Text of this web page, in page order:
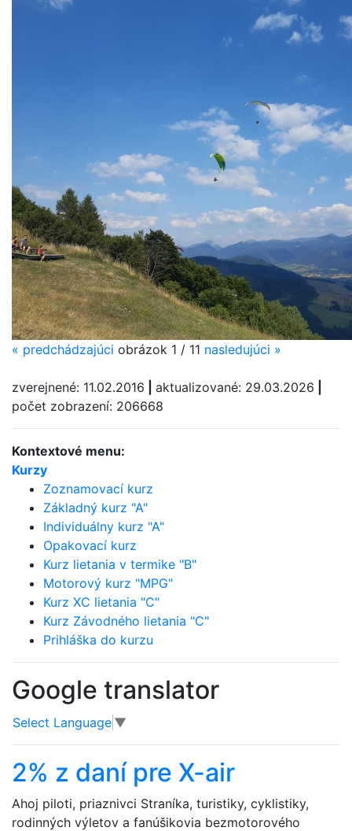
« predchádzajúci obrázok 1 / 11 nasledujúci »
zverejnené: 11.02.2016 aktualizované: 29.03.2026
počet zobrazení: 206668
Kontextové menu:
Kurzy
Zoznamovací kurz
Základný kurz "A"
Individuálny kurz "A"
Opakovací kurz
Kurz lietania v termike "B"
Motorový kurz "MPG"
Kurz XC lietania "C"
Kurz Závodného lietania "C"
Prihláška do kurzu
Google translator
Select Language ▼
2% z daní pre X-air
Ahoj piloti, priaznivci Straníka, turistiky, cyklistiky,
rodinných výletov a fanúšikovia bezmotorového